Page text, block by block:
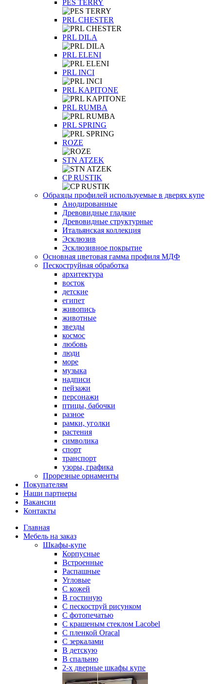
PES TERRY
PRL CHESTER
PRL DILA
PRL ELENI
PRL INCI
PRL KAPITONE
PRL RUMBA
PRL SPRING
ROZE
STN ATZEK
СP RUSTIK
Образцы профилей используемые в дверях купе
Анодированные
Древовидные гладкие
Древовидные структурные
Итальянская коллекция
Эсклюзив
Эсклюзивное покрытие
Основная цветовая гамма профиля МДФ
Пескоструйная обработка
архитектура
восток
детские
египет
живопись
животные
звезды
космос
любовь
люди
море
музыка
надписи
пейзажи
персонажи
птицы, бабочки
разное
рамки, уголки
растения
символика
спорт
транспорт
узоры, графика
Прорезные орнаменты
Покупателям
Наши партнеры
Вакансии
Контакты
Главная
Мебель на заказ
Шкафы-купе
Корпусные
Встроенные
Распашные
Угловые
С кожей
В гостиную
С пескоструй рисунком
С фотопечатью
С крашеным стеклом Lacobel
С пленкой Oracal
С зеркалами
В детскую
В спальню
2-х дверные шкафы купе